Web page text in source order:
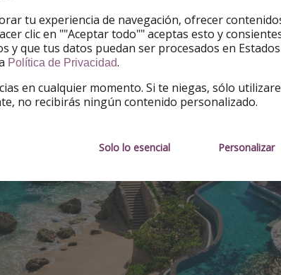
tu experiencia de navegación, ofrecer
clic en ""Aceptar todo"" aceptas esto y
y que tus datos puedan ser procesados en Estados
Política de Privacidad.
en cualquier momento. Si te niegas, sólo
no recibirás ningún contenido personalizado.
Solo lo esencial Personalizar